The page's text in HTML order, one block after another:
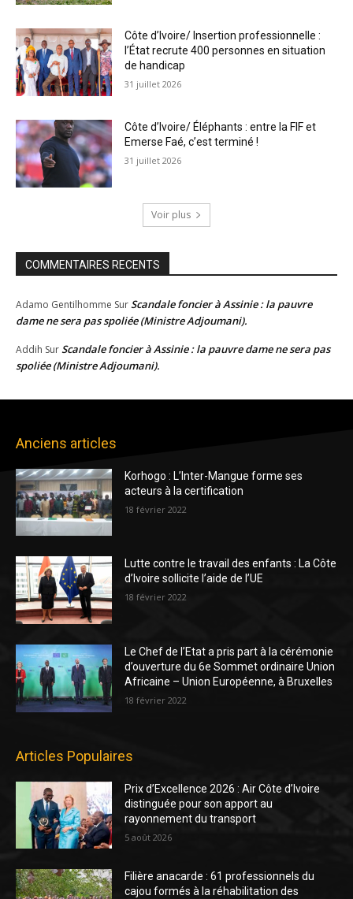
Côte d’Ivoire/ Insertion professionnelle :
l’État recrute 400 personnes en situation
de handicap
31 juillet 2026
Côte d’Ivoire/ Éléphants : entre la FIF et
Emerse Faé, c’est terminé !
31 juillet 2026
Voir plus
COMMENTAIRES RECENTS
Adamo Gentilhomme SurScandale foncier à Assinie : la pauvre
dame ne sera pas spoliée (Ministre Adjoumani).
Addih SurScandale foncier à Assinie : la pauvre dame ne sera pas
spoliée (Ministre Adjoumani).
Anciens articles
Korhogo : L’Inter-Mangue forme ses
acteurs à la certification
18 février 2022
Lutte contre le travail des enfants : La Côte
d’Ivoire sollicite l’aide de l’UE
18 février 2022
Le Chef de l’Etat a pris part à la cérémonie
d’ouverture du 6e Sommet ordinaire Union
Africaine – Union Européenne, à Bruxelles
18 février 2022
Articles Populaires
Prix d’Excellence 2026 : Air Côte d’Ivoire
distinguée pour son apport au
rayonnement du transport
5 août 2026
Filière anacarde : 61 professionnels du
cajou formés à la réhabilitation des